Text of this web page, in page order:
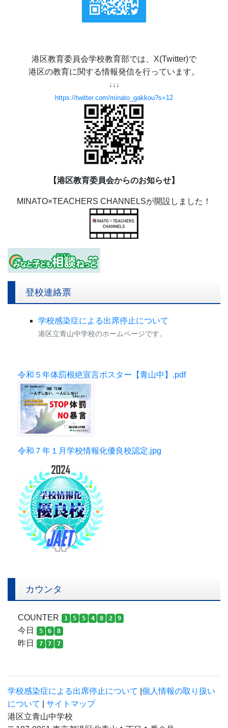
港区教育委員会学校教育部では、X(Twitter)で
港区の教育に関する情報発信を行っています。
↓↓↓
https://twitter.com/minato_gakkou?s=12
【港区教育委員会からのお知らせ】
MINATO×TEACHERS CHANNELSが開設しました！
登校連絡票
学校感染症による出席停止について
港区立青山中学校のホームページです。
令和５年体罰根絶宣言ポスター【青山中】.pdf
令和７年１月学校情報化優良校認定.jpg
カウンタ
COUNTER 1 5 5 4 8 2 9
今日 5 6 8
昨日 7 7 7
学校感染症による出席停止について 個人情報の取り扱い
について
サイトマップ
港区立青山中学校